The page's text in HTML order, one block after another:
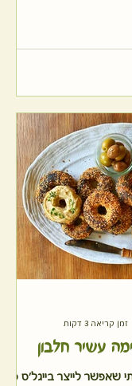
עשיר חלבון
שאפשר לייצר בייגל'ס כל
זמן קריאה 3 דקות